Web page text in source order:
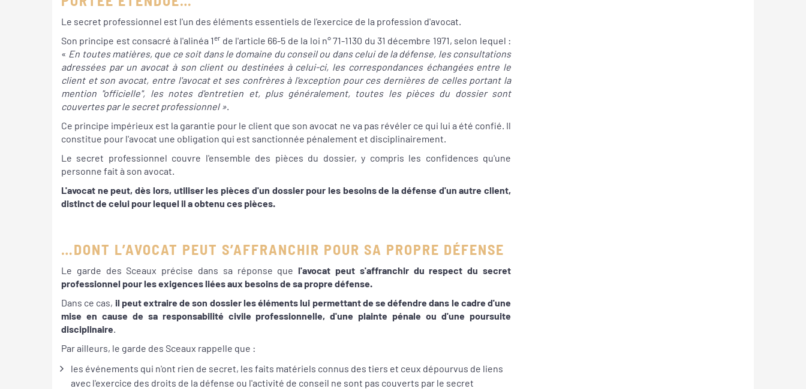
Le secret professionnel est l'un des éléments essentiels de l'exercice de la profession d'avocat.
Son principe est consacré à l'alinéa 1er de l'article 66-5 de la loi n° 71-1130 du 31 décembre 1971, selon lequel :
« En toutes matières, que ce soit dans le domaine du conseil ou dans celui de la défense, les consultations
adressées par un avocat à son client ou destinées à celui-ci, les correspondances échangées entre le
client et son avocat, entre l'avocat et ses confrères à l'exception pour ces dernières de celles portant la
mention "officielle", les notes d'entretien et, plus généralement, toutes les pièces du dossier sont
couvertes par le secret professionnel ».
Ce principe impérieux est la garantie pour le client que son avocat ne va pas révéler ce qui lui a été confié. Il
constitue pour l'avocat une obligation qui est sanctionnée pénalement et disciplinairement.
Le secret professionnel couvre l'ensemble des pièces du dossier, y compris les confidences qu'une
personne fait à son avocat.
L'avocat ne peut, dès lors, utiliser les pièces d'un dossier pour les besoins de la défense d'un autre client,
distinct de celui pour lequel il a obtenu ces pièces.
…DONT L’AVOCAT PEUT S’AFFRANCHIR POUR SA PROPRE DÉFENSE
Le garde des Sceaux précise dans sa réponse quel'avocat peut s'affranchir du respect du secret
professionnel pour les exigences liées aux besoins de sa propre défense.
Dans ce cas, il peut extraire de son dossier les éléments lui permettant de se défendre dans le cadre d'une
mise en cause de sa responsabilité civile professionnelle, d'une plainte pénale ou d'une poursuite
disciplinaire.
Par ailleurs, le garde des Sceaux rappelle que :
les événements qui n'ont rien de secret, les faits matériels connus des tiers et ceux dépourvus de liens
avec l'exercice des droits de la défense ou l'activité de conseil ne sont pas couverts par le secret